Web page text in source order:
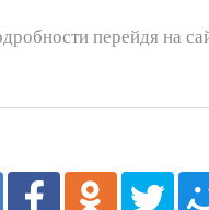
перейдя на